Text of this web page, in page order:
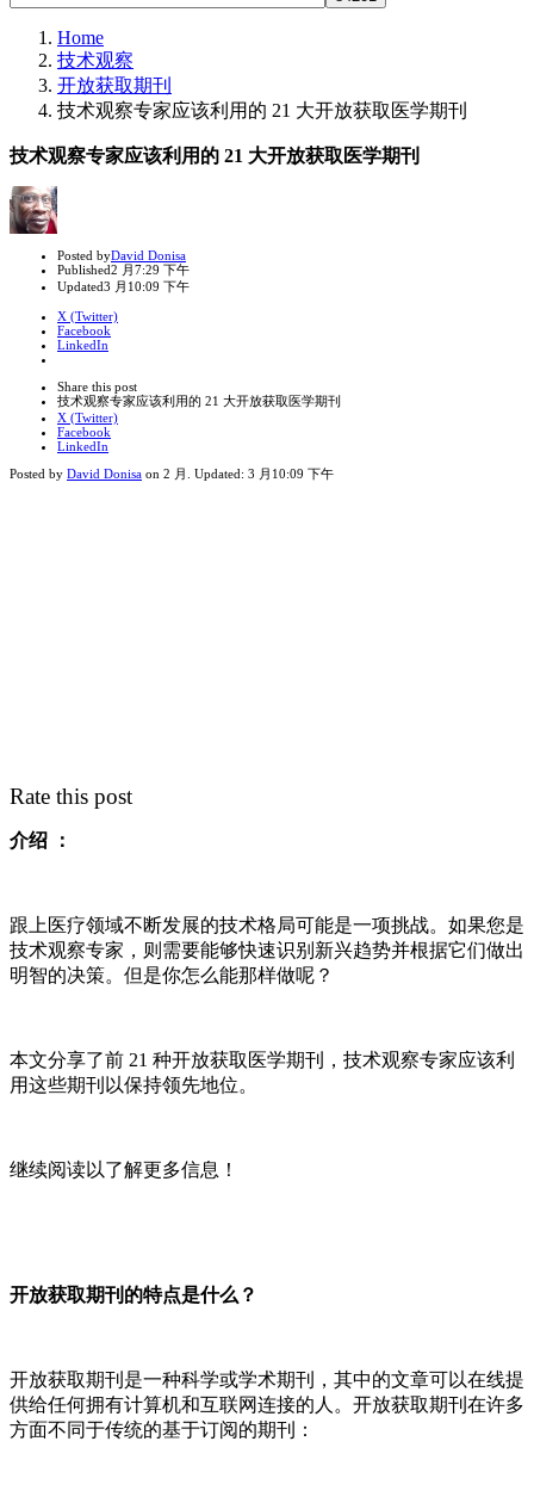
Home
技术观察
开放获取期刊
技术观察专家应该利用的 21 大开放获取医学期刊
技术观察专家应该利用的 21 大开放获取医学期刊
Author
Posted byDavid Donisa
Published2 月 7:29 下午
Updated3 月 10:09 下午
X (Twitter)
Facebook
LinkedIn
post
Share this postClose
sharing
技术观察专家应该利用的 21 大开放获取医学期刊
X (Twitter)
Facebook
LinkedIn
Posted by David Donisa on 2 月 . Updated: 3 月 10:09 下午
Rate this post
介绍 ：
跟上医疗领域不断发展的技术格局可能是一项挑战。如果您是
技术观察专家，则需要能够快速识别新兴趋势并根据它们做出
明智的决策。但是你怎么能那样做呢？
本文分享了前 21 种开放获取医学期刊，技术观察专家应该利
用这些期刊以保持领先地位。
继续阅读以了解更多信息！
开放获取期刊的特点是什么？
开放获取期刊是一种科学或学术期刊，其中的文章可以在线提
供给任何拥有计算机和互联网连接的人。开放获取期刊在许多
方面不同于传统的基于订阅的期刊：